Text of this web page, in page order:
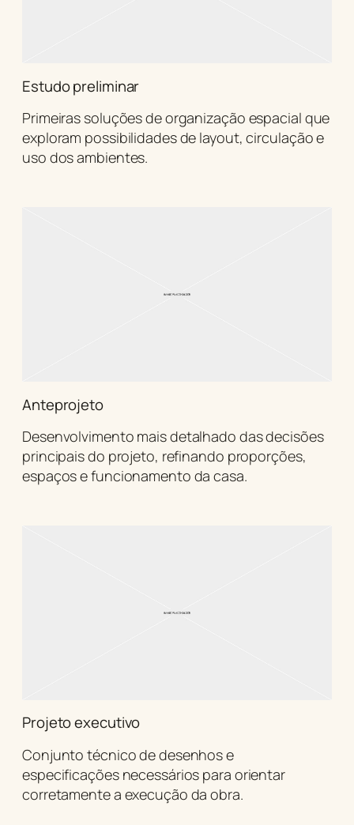
Estudo preliminar
Primeiras soluções de organização espacial que
exploram possibilidades de layout, circulação e
uso dos ambientes.
Anteprojeto
Desenvolvimento mais detalhado das decisões
principais do projeto, refinando proporções,
espaços e funcionamento da casa.
Projeto executivo
Conjunto técnico de desenhos e
especificações necessários para orientar
corretamente a execução da obra.